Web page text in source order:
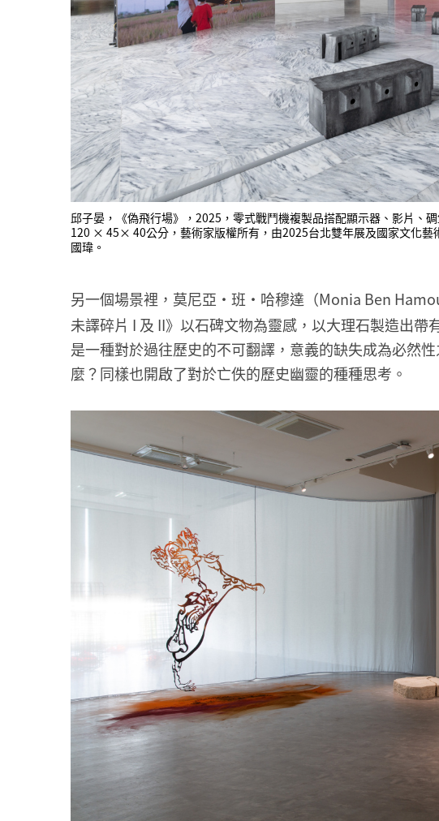
邱子晏，《偽飛行場》，2025，零式戰鬥機複製品搭配顯示器、影片、
120 × 45× 40公分，藝術家版權所有，由2025台北雙年展及國家文化藝
國瑋。
另一個場景裡，莫尼亞・班・哈穆達（Monia Ben
未譯碎片 I 及 II》以石碑文物為靈感，以大理石製造出
是一種對於過往歷史的不可翻譯，意義的缺失成為必然
麼？同樣也開啟了對於亡佚的歷史幽靈的種種思考。